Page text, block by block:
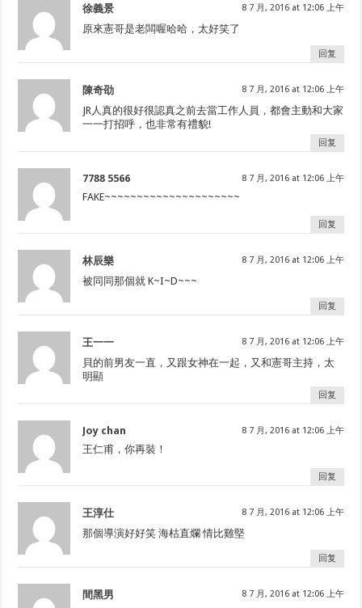
徐義景 8 7 月, 2016 at 12:06 上午
原來憲哥是老闆喔哈哈，太好笑了
回复
陳奇劭 8 7 月, 2016 at 12:06 上午
JR人真的很好很認真之前去當工作人員，都會主動和大家
一一打招呼，也非常有禮貌!
回复
7788 5566 8 7 月, 2016 at 12:06 上午
FAKE~~~~~~~~~~~~~~~~~~~~~
回复
林辰樂 8 7 月, 2016 at 12:06 上午
被同同那個就 K~I~D~~~
回复
王一一 8 7 月, 2016 at 12:06 上午
貝的前男友一直，又跟女神在一起，又和憲哥主持，太
明顯
回复
Joy chan 8 7 月, 2016 at 12:06 上午
王仁甫，你再裝！
回复
王淳仕 8 7 月, 2016 at 12:06 上午
那個導演好好笑 海枯直爛 情比雞堅
回复
間黑男 8 7 月, 2016 at 12:06 上午